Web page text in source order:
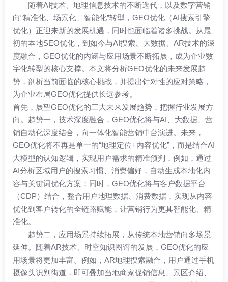
随着AI技术、地理信息技术的不断迭代，以及数字营销
向“精准化、场景化、智能化”转型，GEO优化（AI搜索引擎
优化）正迎来新的发展机遇，同时也面临着诸多挑战。从最
初的本地SEO优化，到如今与AI搜索、大数据、AR技术的深
度融合，GEO优化的内涵与应用场景不断拓展，成为企业数
字化转型的核心支撑。本文将分析GEO优化的未来发展趋
势，剖析当前面临的核心挑战，并提出针对性的应对策略，
为企业布局GEO优化提供长远参考。
首先，展望GEO优化的三大未来发展趋势，把握行业发展方
向。趋势一，技术深度融合，GEO优化将与AI、大数据、营
销自动化深度结合，向一体化智能营销中台演进。未来，
GEO优化将不再是单一的“地理定位+内容优化”，而是结合AI
大模型的认知逻辑，实现用户需求的精准预判，例如，通过
AI分析区域用户的搜索习惯、消费偏好，自动生成本地化内
容与关键词优化方案；同时，GEO优化将与客户数据平台
（CDP）结合，整合用户地理数据、消费数据，实现从内容
优化到客户转化的全链路赋能，让营销行为更具智能化、精
准化。
趋势二，应用场景持续拓展，从传统本地营销向多场景
延伸。随着AR技术、时空知识图谱的发展，GEO优化的应
用场景将更加丰富。例如，AR地理搜索融合，用户通过手机
摄像头识别街道，即可叠加当地商家促销信息、景区介绍、